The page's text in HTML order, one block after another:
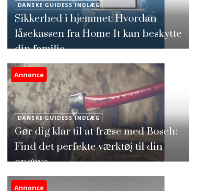
DANSKE GUIDESS INDLÆG
Sikkerhed i hjemmet: Hvordan
låsekassen fra Home-It kan beskytte
din familie
Annonce
DANSKE GUIDESS INDLÆG
Gør dig klar til at fræse med Bosch:
Find det perfekte værktøj til din
opgave
Annonce